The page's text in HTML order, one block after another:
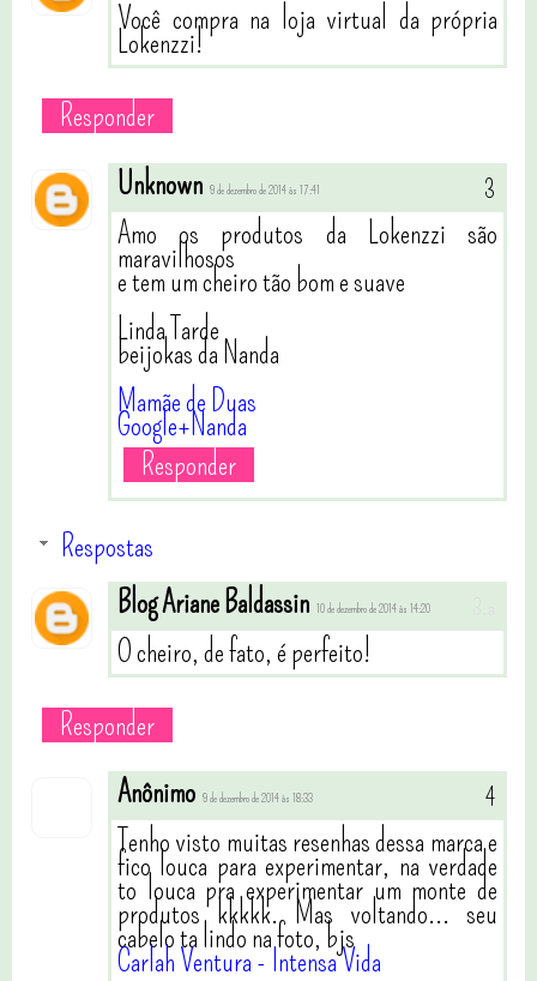
Você compra na loja virtual da própria
Lokenzzi!
Responder
Unknown 9 de dezembro de 2014 às 17:41
Amo os produtos da Lokenzzi são
maravilhosos
e tem um cheiro tão bom e suave
Linda Tarde
beijokas da Nanda
Mamãe de Duas
Google+Nanda
Responder
Respostas
Blog Ariane Baldassin 10 de dezembro de 2014 às 14:20
O cheiro, de fato, é perfeito!
Responder
Anônimo 9 de dezembro de 2014 às 18:33
Tenho visto muitas resenhas dessa marca e
fico louca para experimentar, na verdade
to louca pra experimentar um monte de
produtos kkkkk. Mas voltando... seu
cabelo ta lindo na foto, bjs
Carlah Ventura - Intensa Vida